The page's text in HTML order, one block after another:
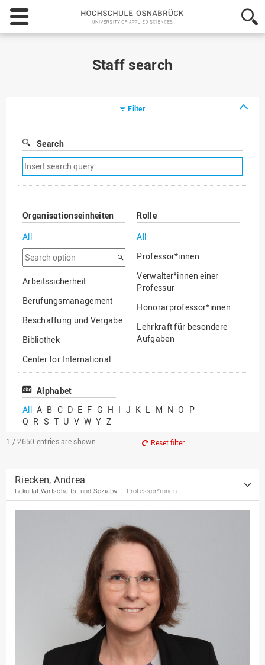
Hochschule
Osnabrück
-
Staff search
Filter
Search
Remove
search
filter
Organisationseinheiten
All
Search
option
Arbeitssicherheit
Berufungsmanagement
Beschaffung und Vergabe
Bibliothek
Center for International
Mobility
Center for International
Chancengerechtigkeit
eLearning Competence
EU-Büro
Fakultät
Agrarwissenschaften und
Ingenieurwissenschaften
Fakultät Management,
Kultur und Technik
Fakultät Wirtschafts- und
Sozialwissenschaften
Forschung, Kooperation,
Rolle
All
Professor*innen
Verwalter*innen einer
Professur
Honorarprofessor*innen
Lehrkraft für besondere
Aufgaben
Professor*innen im
Alphabet
All A B C D E F G H I J K L M N O P
Q R S T U V W Y Z
1 / 2650 entries are shown Reset filter
Riecken, Andrea
Fakultät Wirtschafts- und Sozialwissenschaften Professor*innen